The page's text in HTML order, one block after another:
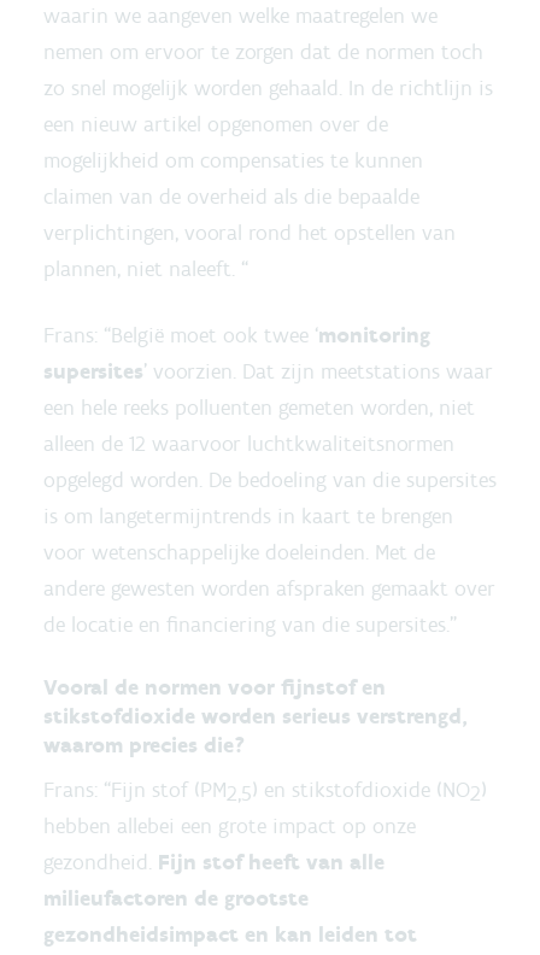
waarin we aangeven welke maatregelen we
nemen om ervoor te zorgen dat de normen toch
zo snel mogelijk worden gehaald. In de richtlijn is
een nieuw artikel opgenomen over de
mogelijkheid om compensaties te kunnen
claimen van de overheid als die bepaalde
verplichtingen, vooral rond het opstellen van
plannen, niet naleeft. “
Frans: “België moet ook twee ‘monitoring
supersites’ voorzien. Dat zijn meetstations waar
een hele reeks polluenten gemeten worden, niet
alleen de 12 waarvoor luchtkwaliteitsnormen
opgelegd worden. De bedoeling van die supersites
is om langetermijntrends in kaart te brengen
voor wetenschappelijke doeleinden. Met de
andere gewesten worden afspraken gemaakt over
de locatie en financiering van die supersites.”
Vooral de normen voor fijnstof en
stikstofdioxide worden serieus verstrengd,
waarom precies die?
Frans: “Fijn stof (PM2,5) en stikstofdioxide (NO2)
hebben allebei een grote impact op onze
gezondheid. Fijn stof heeft van alle
milieufactoren de grootste
gezondheidsimpact en kan leiden tot